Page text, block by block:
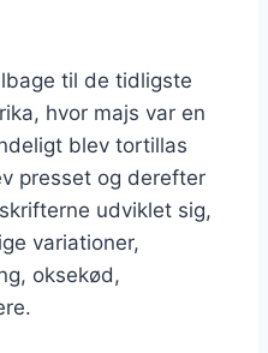
til de tidligste
hvor majs var en
blev tortillas
presset og derefter
udviklet sig,
variationer,
oksekød,